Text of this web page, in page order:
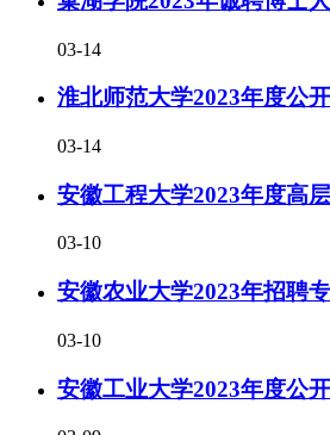
03-14
淮北师范大学2023年度公
03-14
安徽工程大学2023年度高
03-10
安徽农业大学2023年招聘
03-10
安徽工业大学2023年度公